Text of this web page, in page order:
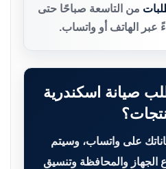
من التاسعة صباحًا حتى
عبر الهاتف أو واتساب.
صيانة اسكندرية
على واتساب، وسيتم
الجهاز والمحافظة وتنسيق